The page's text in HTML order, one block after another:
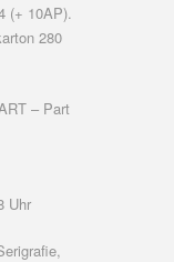
(+ 10AP).
280
– Part
Uhr